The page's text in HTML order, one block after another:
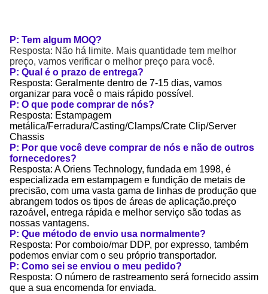
P: Tem algum MOQ?
Resposta: Não há limite. Mais quantidade tem melhor
preço, vamos verificar o melhor preço para você.
P: Qual é o prazo de entrega?
Resposta: Geralmente dentro de 7-15 dias, vamos
organizar para você o mais rápido possível.
P: O que pode comprar de nós?
Resposta: Estampagem
metálica/Ferradura/Casting/Clamps/Crate Clip/Server
Chassis
P: Por que você deve comprar de nós e não de outros
fornecedores?
Resposta: A Oriens Technology, fundada em 1998, é
especializada em estampagem e fundição de metais de
precisão, com uma vasta gama de linhas de produção que
abrangem todos os tipos de áreas de aplicação.preço
razoável, entrega rápida e melhor serviço são todas as
nossas vantagens.
P: Que método de envio usa normalmente?
Resposta: Por comboio/mar DDP, por expresso, também
podemos enviar com o seu próprio transportador.
P: Como sei se enviou o meu pedido?
Resposta: O número de rastreamento será fornecido assim
que a sua encomenda for enviada.